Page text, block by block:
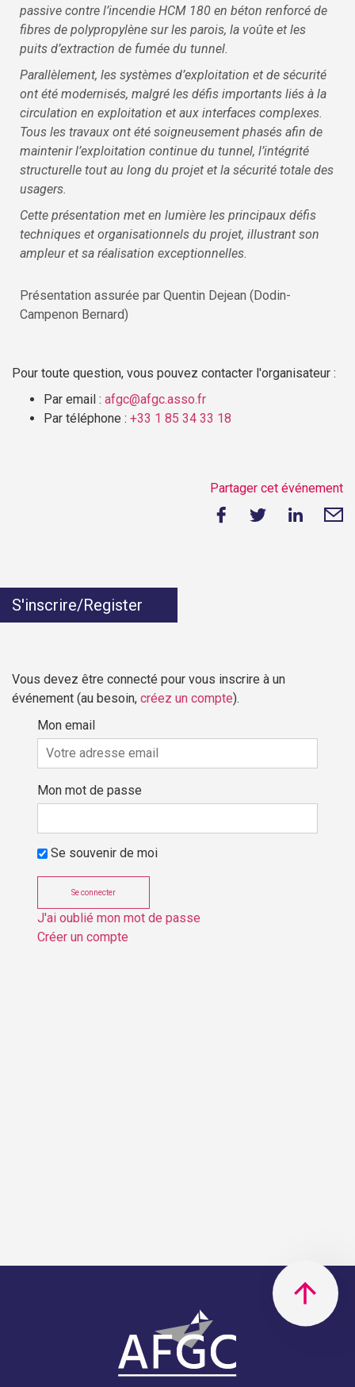
passive contre l’incendie HCM 180 en béton renforcé de
fibres de polypropylène sur les parois, la voûte et les
puits d’extraction de fumée du tunnel.
Parallèlement, les systèmes d’exploitation et de sécurité
ont été modernisés, malgré les défis importants liés à la
circulation en exploitation et aux interfaces complexes.
Tous les travaux ont été soigneusement phasés afin de
maintenir l’exploitation continue du tunnel, l’intégrité
structurelle tout au long du projet et la sécurité totale des
usagers.
Cette présentation met en lumière les principaux défis
techniques et organisationnels du projet, illustrant son
ampleur et sa réalisation exceptionnelles.
Présentation assurée par Quentin Dejean (Dodin-
Campenon Bernard)
Pour toute question, vous pouvez contacter l'organisateur :
Par email : afgc@afgc.asso.fr
Par téléphone : +33 1 85 34 33 18
Partager cet événement
S'inscrire/Register
Vous devez être connecté pour vous inscrire à un
événement (au besoin, créez un compte).
Mon email
Mon mot de passe
Se souvenir de moi
J'ai oublié mon mot de passe
Créer un compte